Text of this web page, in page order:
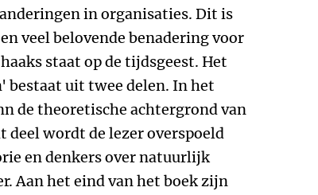
in organisaties. Dit is
veel belovende benadering voor
staat op de tijdsgeest. Het
uit twee delen. In het
de theoretische achtergrond van
wordt de lezer overspoeld
en denkers over natuurlijk
Aan het eind van het boek zijn